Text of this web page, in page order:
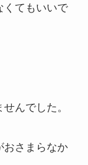
くてもいいで
んでした。
おさまらなか